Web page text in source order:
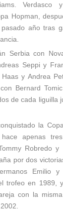
Verdasco
Hopman,
año tras
Serbia con
Seppi y
y Andrea
Bernard
de cada liguilla
la
apenas
Robredo y
por dos
Emilio y
trofeo en 1989,
con la